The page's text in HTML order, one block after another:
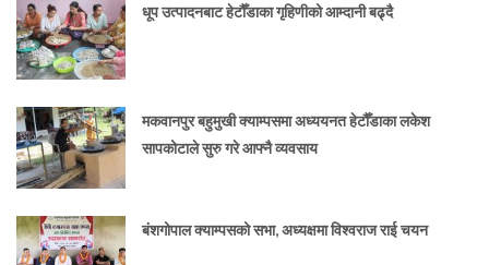
धूप उत्पादनबाट हेटौँडाका गृहिणीको आम्दानी बढ्दै
मकवानपुर बहुमुखी क्याम्पसमा अध्ययनत हेटौँडाका लकेश
सापकोटाले सुरु गरे आफ्नै व्यवसाय
बंशगोपाल क्याम्पसको सभा, अध्यक्षमा विश्वराज राई चयन